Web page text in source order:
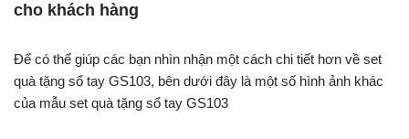
cho khách hàng
Để có thể giúp các bạn nhìn nhận một cách chi tiết hơn về set
quà tặng sổ tay GS103, bên dưới đây là một số hình ảnh khác
của mẫu set quà tặng sổ tay GS103